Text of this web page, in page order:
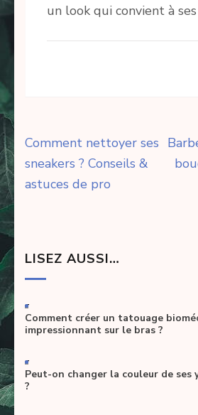
un look qui convient à
Navigation
de
l’article
Comment nettoyer ses
sneakers ? Conseils &
astuces de pro
LISEZ AUSSI…
-
Comment créer un tatouage
impressionnant sur le bras ?
-
Peut-on changer la couleur de
?